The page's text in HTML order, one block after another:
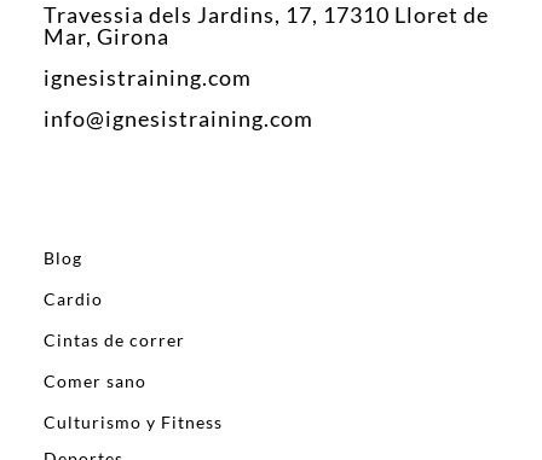
Travessia dels Jardins, 17, 17310 Lloret de
Mar, Girona
ignesistraining.com
info@ignesistraining.com
Blog
Cardio
Cintas de correr
Comer sano
Culturismo y Fitness